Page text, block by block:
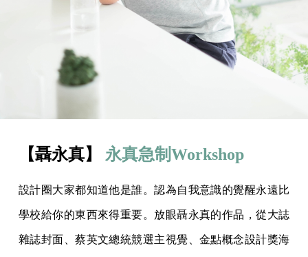
【聶永真】 永真急制Workshop
設計圈大家都知道他是誰。認為自我意識的覺醒永遠比
學校給你的東西來得重要。放眼聶永真的作品，從大誌
雜誌封面、蔡英文總統競選主視覺、金點概念設計獎海